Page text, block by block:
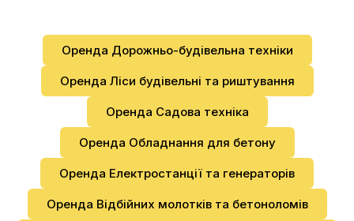
Оренда Дорожньо-будівельна техніки
Оренда Ліси будівельні та риштування
Оренда Садова техніка
Оренда Обладнання для бетону
Оренда Електростанції та генераторів
Оренда Відбійних молотків та бетоноломів